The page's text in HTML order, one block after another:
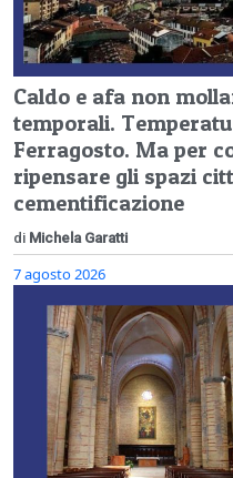
Caldo e afa non
temporali.
Ferragosto. Ma per
ripensare gli spazi
cementificazione
di Michela Garatti
7 agosto 2026